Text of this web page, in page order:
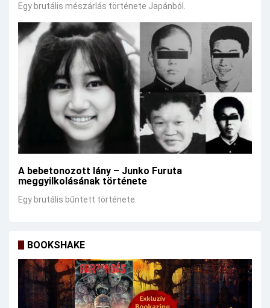
Egy brutális mészárlás története Japánból.
A bebetonozott lány – Junko Furuta
meggyilkolásának története
Egy brutális bűntett története.
BOOKSHAKE